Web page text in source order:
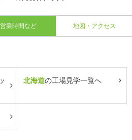
営業時間など 地図・アクセス
北海道の工場見学一覧へ